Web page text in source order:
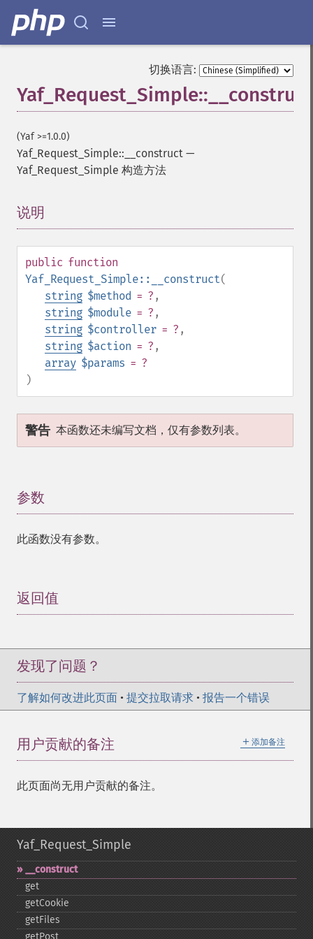
切换语言:
Yaf_Request_Simple::__construct
(Yaf >=1.0.0)
Yaf_Request_Simple::__construct —
Yaf_Request_Simple 构造方法
说明
public function
Yaf_Request_Simple::__construct(
string $method = ? ,
string $module = ? ,
string $controller = ? ,
string $action = ? ,
array $params = ?
)
警告 本函数还未编写文档，仅有参数列表。
参数
此函数没有参数。
返回值
发现了问题？
了解如何改进此页面 • 提交拉取请求 • 报告一个错误
＋ 添加备注
用户贡献的备注
此页面尚无用户贡献的备注。
Yaf_Request_Simple
_​_​construct
get
getCookie
getFiles
getPost